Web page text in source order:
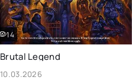
Brutal Legend
10.03.2026
14